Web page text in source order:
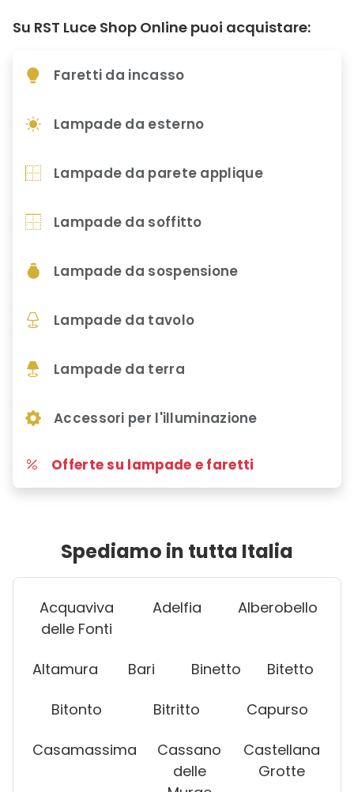
Su RST Luce Shop Online puoi acquistare:
Faretti da incasso
Lampade da esterno
Lampade da parete applique
Lampade da soffitto
Lampade da sospensione
Lampade da tavolo
Lampade da terra
Accessori per l'illuminazione
Offerte su lampade e faretti
Spediamo in tutta Italia
Acquaviva
delle Fonti
Adelfia Alberobello
Altamura Bari Binetto Bitetto
Bitonto Bitritto Capurso
Casamassima
Cassano
delle
Castellana
Grotte